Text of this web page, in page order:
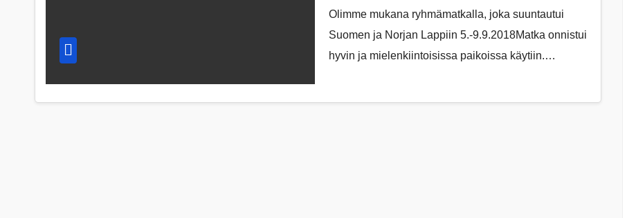
Olimme mukana ryhmämatkalla, joka suuntautui
Suomen ja Norjan Lappiin 5.-9.9.2018Matka onnistui
hyvin ja mielenkiintoisissa paikoissa käytiin.…